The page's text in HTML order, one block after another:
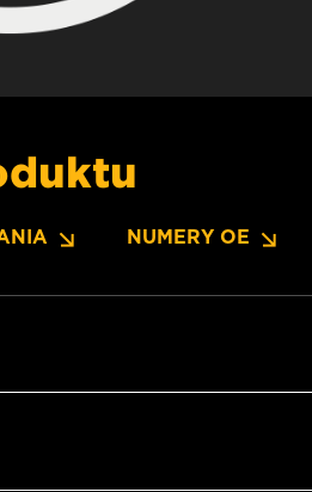
NUMERY OE